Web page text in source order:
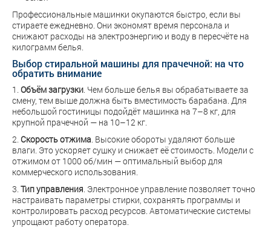
Профессиональные машинки окупаются быстро, если вы
стираете ежедневно. Они экономят время персонала и
снижают расходы на электроэнергию и воду в пересчёте на
килограмм белья.
Выбор стиральной машины для прачечной: на что
обратить внимание
1. Объём загрузки. Чем больше белья вы обрабатываете за
смену, тем выше должна быть вместимость барабана. Для
небольшой гостиницы подойдёт машинка на 7–8 кг, для
крупной прачечной — на 10–12 кг.
2. Скорость отжима. Высокие обороты удаляют больше
влаги. Это ускоряет сушку и снижает её стоимость. Модели с
отжимом от 1000 об/мин — оптимальный выбор для
коммерческого использования.
3. Тип управления. Электронное управление позволяет точно
настраивать параметры стирки, сохранять программы и
контролировать расход ресурсов. Автоматические системы
упрощают работу оператора.